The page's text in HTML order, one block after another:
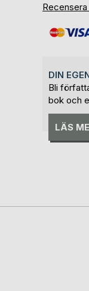
DIN
Bli
bok och
LÄS